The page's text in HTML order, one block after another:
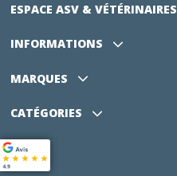
ESPACE ASV & VÉTÉRINAIRES
INFORMATIONS
MARQUES
CATÉGORIES